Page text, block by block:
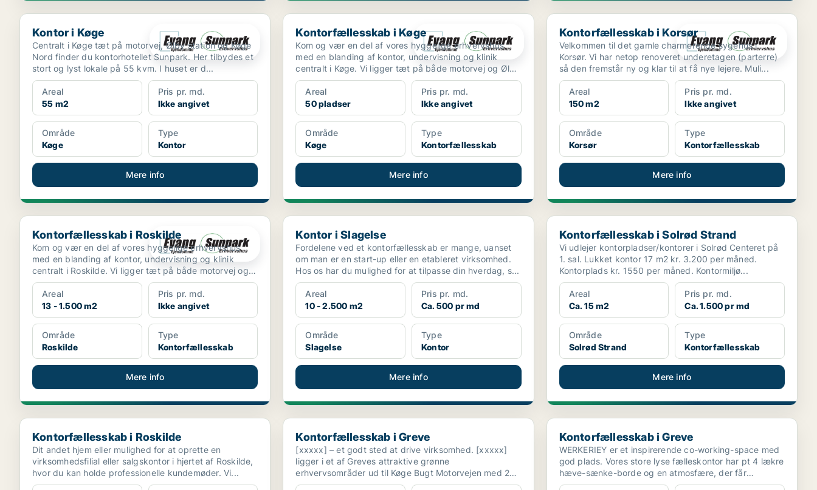
Kontor i Køge
Kontor i Køge
Centralt i Køge tæt på motorvej, Ølby station og Køge
Nord finder du kontorhotellet Sunpark. Her tilbydes et
stort og lyst lokale på 55 kvm. I huset er d...
Areal
55 m2
Pris pr. md.
Ikke angivet
Område
Køge
Type
Kontor
Mere info
Kontorfællesskab i Køge
Kontorfællesskab i Køge
Kom og vær en del af vores hyggelige erhvervshus
med en blanding af kontor, undervisning og klinik
centralt i Køge. Vi ligger tæt på både motorvej og Ølby
st...
Areal
50 pladser
Pris pr. md.
Ikke angivet
Område
Køge
Type
Kontorfællesskab
Mere info
Kontorfællesskab i Korsør
Kontorfællesskab i Korsør
Velkommen til det gamle charmerende sygehus i
Korsør. Vi har netop renoveret underetagen (parterre)
så den fremstår ny og klar til at få nye lejere. Muli...
Areal
150 m2
Pris pr. md.
Ikke angivet
Område
Korsør
Type
Kontorfællesskab
Mere info
Kontorfællesskab i Roskilde
Kontorfællesskab i Roskilde
Kom og vær en del af vores hyggelige erhvervshus
med en blanding af kontor, undervisning og klinik
centralt i Roskilde. Vi ligger tæt på både motorvej og
Tre...
Areal
13 - 1.500 m2
Pris pr. md.
Ikke angivet
Område
Roskilde
Type
Kontorfællesskab
Mere info
Kontor i Slagelse
Kontor i Slagelse
Fordelene ved et kontorfællesskab er mange, uanset
om man er en start-up eller en etableret virksomhed.
Hos os har du mulighed for at tilpasse din hverdag, s...
Areal
10 - 2.500 m2
Pris pr. md.
Ca. 500 pr md
Område
Slagelse
Type
Kontor
Mere info
Kontorfællesskab i Solrød Strand
Kontorfællesskab i Solrød Strand
Vi udlejer kontorpladser/kontorer i Solrød Centeret på
1. sal. Lukket kontor 17 m2 kr. 3.200 per måned.
Kontorplads kr. 1550 per måned. Kontormiljø...
Areal
Ca. 15 m2
Pris pr. md.
Ca. 1.500 pr md
Område
Solrød Strand
Type
Kontorfællesskab
Mere info
Kontorfællesskab i Roskilde
Kontorfællesskab i Roskilde
Dit andet hjem eller mulighed for at oprette en
virksomhedsfilial eller salgskontor i hjertet af Roskilde,
hvor du kan holde professionelle kundemøder. Vi...
Kontorfællesskab i Greve
Kontorfællesskab i Greve
[xxxxx] – et godt sted at drive virksomhed. [xxxxx]
ligger i et af Greves attraktive grønne
erhvervsområder ud til Køge Bugt Motorvejen med 20
minutters kør...
Kontorfællesskab i Greve
Kontorfællesskab i Greve
WERKERIEY er et inspirerende co-working-space med
god plads. Vores store lyse fælleskontor har pt 4 lækre
hæve-sænke-borde og en atmosfære, der får
tingene...